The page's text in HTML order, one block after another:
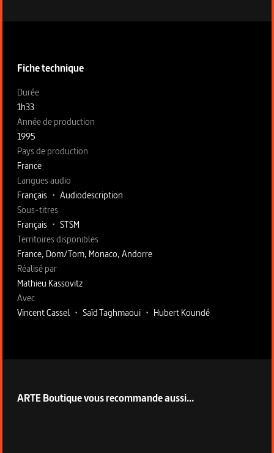
Fiche technique
Fiche technique section gauche
Durée
1h33
Année de production
1995
Pays de production
France
Langues audio
Français • Audiodescription
Sous-titres
Français • STSM
Territoires disponibles
France, Dom/Tom, Monaco, Andorre
Fiche technique section droite
Réalisé par
Mathieu Kassovitz
Avec
Vincent Cassel • Saïd Taghmaoui • Hubert Koundé
ARTE Boutique vous recommande aussi...